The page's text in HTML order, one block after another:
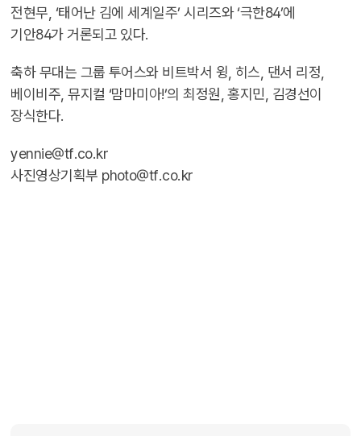
전현무, ‘태어난 김에 세계일주’ 시리즈와 ‘극한84’에
기안84가 거론되고 있다.
축하 무대는 그룹 투어스와 비트박서 윙, 히스, 댄서 리정,
베이비주, 뮤지컬 ‘맘마미아!’의 최정원, 홍지민, 김경선이
장식한다.
yennie@tf.co.kr
사진영상기획부 photo@tf.co.kr